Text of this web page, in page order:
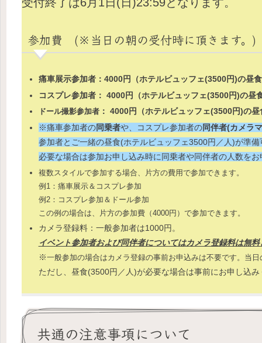
参加費 (※当日の朝の受付時に頂きます。)
痛車展示参加者：4000円（ホテルビュッフェ(3500円)の昼
コスプレ参加者： 4000円（ホテルビュッフェ(3500円)の昼
ドール撮影参加者： 4000円（ホテルビュッフェ(3500円)の昼
※痛車参加者の同乗者や、コスプレ参加者の同伴者(カメラ
参加者とご一緒の昼食(ホテルビュッフェ3500円／人)が準備
必要な場合は参加お申し込み時に同乗者や同伴者の人数を
複数スタイルで参加する場合、片方の費用で参加できます。
例1：痛車展示＆コスプレ参加
例2：コスプレ参加＆ドール参加
この例の場合は、片方の参加費（4000円）で参加できます。
カメラ登録料：一般参加者は1000円。
イベント参加者および同伴者についてはカメラ登録料は無
※一般参加の場合はカメラ登録の事前お申込みは不要です。当
ただし、昼食(3500円／人)が必要な場合は事前にお申し込み
共通の注意事項について